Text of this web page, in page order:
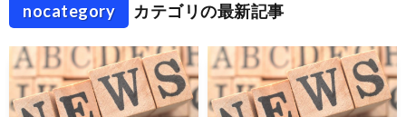
nocategory カテゴリの最新記事